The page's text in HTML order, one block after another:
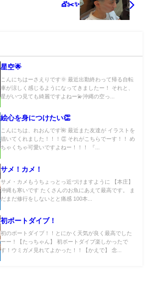
💇✂️✨
星空🌟
こんにちはーさえりです🌞 最近出勤終わって帰る自転
車が涼しく感じるようになってきましたー！ それと、
星がいつ見ても綺麗ですよねー💫沖縄の空っ...
絵心を身につけたい👏
こんにちは、れおんです🌺 最近また友達が イラストを
描いてくれました！！！👏 それがこちらでーす！！ め
ちゃくちゃ可愛いですよねー！！！ 『...
サメ！カメ！
サメ・カメもうちょっとっ近づけますように 【本庄】
沖縄も寒いです たくさんのお魚にあえて最高です。 ま
だまだ修行をしないとと痛感 100本...
初ボートダイブ！
初のボートダイブ！！とにかく天気が良く最高でした
ーー！【たっちゃん】 初ボートダイブ楽しかったで
す！ウミガメ見れてよかった！！【かえで】 念...